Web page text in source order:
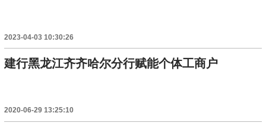
2023-04-03 10:30:26
建行黑龙江齐齐哈尔分行赋能个体工商户
2020-06-29 13:25:10